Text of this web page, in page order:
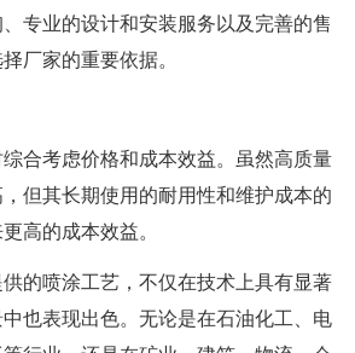
专业的设计和安装服务以及完善的售
厂家的重要依据。
合考虑价格和成本效益。虽然高质量
但其长期使用的耐用性和维护成本的
高的成本效益。
的喷涂工艺，不仅在技术上具有显著
也表现出色。无论是在石油化工、电